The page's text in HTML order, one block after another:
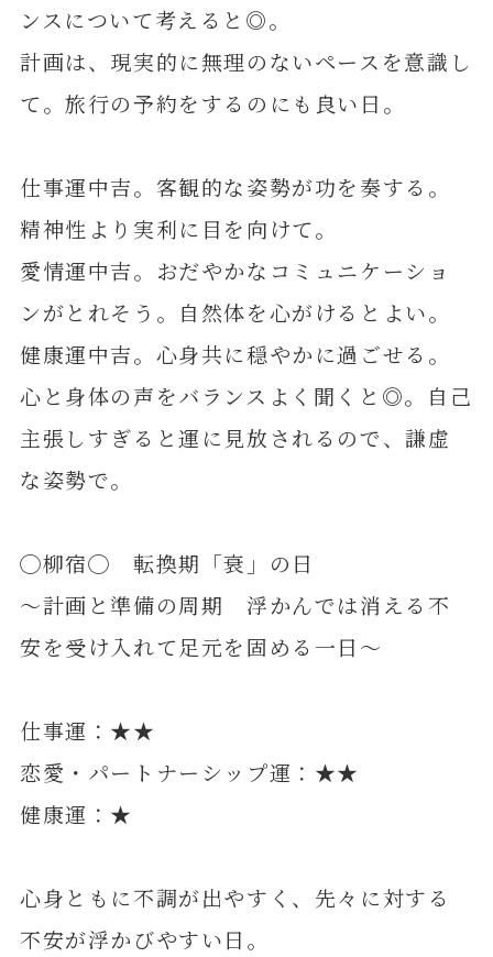
ンスについて考えると◎。
計画は、現実的に無理のないペースを意識し
て。旅行の予約をするのにも良い日。
仕事運中吉。客観的な姿勢が功を奏する。
精神性より実利に目を向けて。
愛情運中吉。おだやかなコミュニケーショ
ンがとれそう。自然体を心がけるとよい。
健康運中吉。心身共に穏やかに過ごせる。
心と身体の声をバランスよく聞くと◎。自己
主張しすぎると運に見放されるので、謙虚
な姿勢で。
◯柳宿◯ 転換期「衰」の日
～計画と準備の周期 浮かんでは消える不
安を受け入れて足元を固める一日～
仕事運：★★
恋愛・パートナーシップ運：★★
健康運：★
心身ともに不調が出やすく、先々に対する
不安が浮かびやすい日。